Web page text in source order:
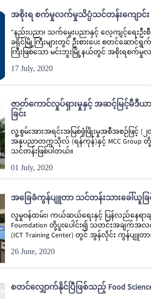
အစိုးရ စက်မှုလက်မှုသိပ္ပံသင်တန်းကျောင်း
“နည်းပညာ၊ သက်မွေးပညာနှင့် လေ့ကျင့်ရေးဦးစီ
ခရိုင်မြို့ကြီးများတွင် ဦးစားပေး စတင်ဆော
ကြီးဖြစ်သော မင်းဘူးမြို့နယ်တွင် အစိုးရစက်
17 July, 2020
ဇာတ်ကောင်လှုပ်ရှားမှုနှင့် အဆင့်မြင့်မီဒီ
ခြင်း
လူ့စွမ်းအားအရင်းအမြစ်ဖွံဖြိုးမှုအစီအစဉ်ဖြင့်
အနုပညာတက္ကသိုလ် (ရန်ကုန်)နှင့် MCC
သင်တန်းဖြစ်ပါတယ်။
01 July, 2020
အခြေခံကွန်ပျူတာ သင်တန်းသားခေါ်ယူခြ
လူမှုဝန်ထမ်း၊ ကယ်ဆယ်ရေးနှင့် ပြန်လည်နေရာချထ
Foumdation တို့ပူးပေါင်း၍ သတင်းအချ
(ICT Training Center) တွင် အွန်လိုင်း ကွန်ပျူ
26 June, 2020
စတင်လျှောက်နိုင်ပြီဖြစ်သည့် Food Science,